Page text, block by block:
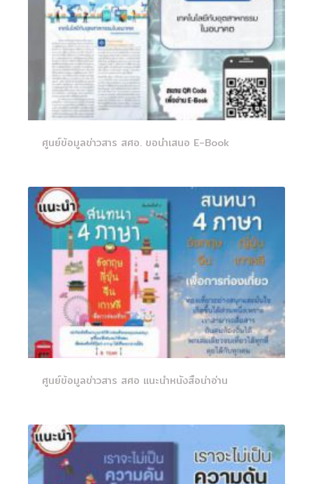
ศูนย์ข้อมูลข่าวสาร สศอ. ขอนำเสนอ E-Book
ศูนย์ข้อมูลข่าวสาร สศอ แนะนำหนังสือน่าอ่าน